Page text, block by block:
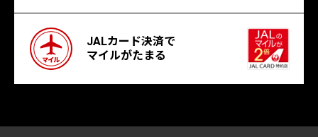
JALカード決済で
マイルがたまる